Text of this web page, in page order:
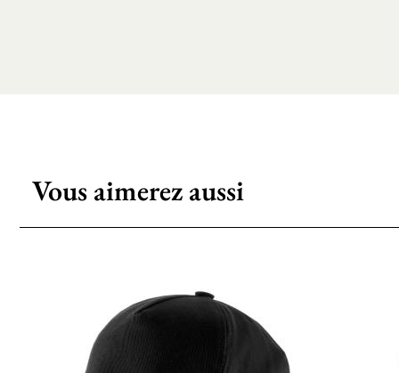
Vous aimerez aussi